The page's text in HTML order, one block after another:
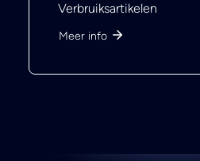
Verbruiksartikelen
Meer info